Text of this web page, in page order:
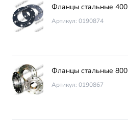
Фланцы стальные 400
Артикул: 0190874
Фланцы стальные 800
Артикул: 0190867